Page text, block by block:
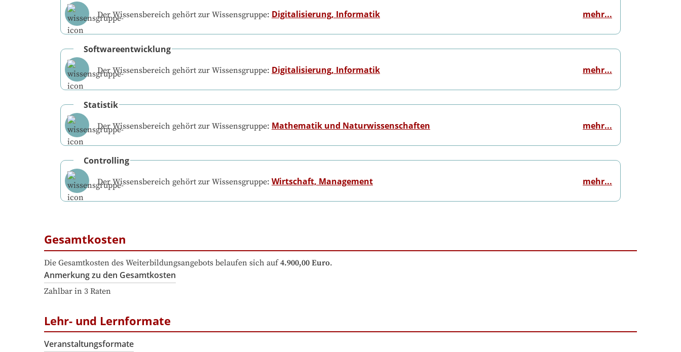
Der Wissensbereich gehört zur Wissensgruppe: Digitalisierung, Informatik mehr...
Softwareentwicklung
Der Wissensbereich gehört zur Wissensgruppe: Digitalisierung, Informatik mehr...
Statistik
Der Wissensbereich gehört zur Wissensgruppe: Mathematik und Naturwissenschaften mehr...
Controlling
Der Wissensbereich gehört zur Wissensgruppe: Wirtschaft, Management mehr...
Gesamtkosten
Die Gesamtkosten des Weiterbildungsangebots belaufen sich auf 4.900,00 Euro.
Anmerkung zu den Gesamtkosten
Zahlbar in 3 Raten
Lehr- und Lernformate
Veranstaltungsformate